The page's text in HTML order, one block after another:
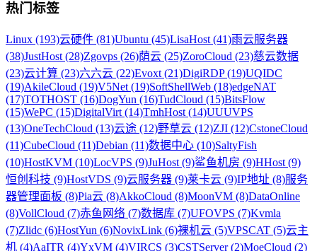
热门标签
Linux (193)云硬件 (81)Ubuntu (45)LisaHost (41)雨云服务器
(38)JustHost (28)Zgovps (26)荫云 (25)ZoroCloud (23)慈云数据
(23)云计算 (23)六六云 (22)Evoxt (21)DigiRDP (19)UQIDC
(19)AkileCloud (19)V5Net (19)SoftShellWeb (18)edgeNAT
(17)TOTHOST (16)DogYun (16)TudCloud (15)BitsFlow
(15)WePC (15)DigitalVirt (14)TmhHost (14)UUUVPS
(13)OneTechCloud (13)云途 (12)野草云 (12)ZJI (12)CstoneCloud
(11)CubeCloud (11)Debian (11)数据中心 (10)SaltyFish
(10)HostKVM (10)LocVPS (9)JuHost (9)鲨鱼机房 (9)HHost (9)
恒创科技 (9)HostVDS (9)云服务器 (9)莱卡云 (9)IP地址 (8)服务
器管理面板 (8)Pia云 (8)AkkoCloud (8)MoonVM (8)DataOnline
(8)VollCloud (7)赤鱼网络 (7)数据库 (7)UFOVPS (7)Kvmla
(7)Zlidc (6)HostYun (6)NovixLink (6)裸机云 (5)VPSCAT (5)云主
机 (4)AaITR (4)YxVM (4)VIRCS (3)CSTServer (2)MoeCloud (2)